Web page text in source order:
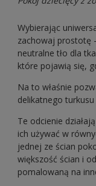
Wybierając
zachowaj prostotę
neutralne tło dla
które pojawią się,
Na to właśnie
delikatnego
Te odcienie
ich używać w
jednej ze ścian
większość ścian i
pomalowaną na